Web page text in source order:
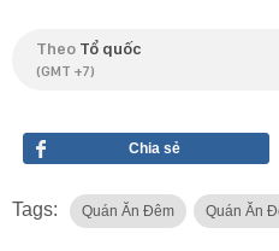
Theo Tổ quốc
(GMT +7)
Chia sẻ
Tags: Quán Ăn Đêm Quán Ăn